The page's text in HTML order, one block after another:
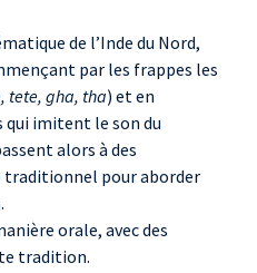
de l’Inde du Nord,
par les frappes les
tete, gha, tha) et en
imitent le son du
alors à des
pour aborder
orale, avec des
tradition.